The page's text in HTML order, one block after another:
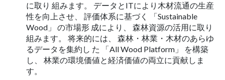
に取り 組みます。 データとITにより木材流通の生産
性を向上させ、 評価体系に基づく 「Sustainable
Wood」 の市場形 成により、 森林資源の活用に取り
組みます。 将来的には、 森林・林業・木材のあらゆ
るデータを集約し た 「All Wood Platform」 を構築
し、 林業の環境価値と経済価値の両立に貢献しま
す。